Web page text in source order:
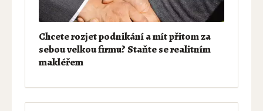
Chcete rozjet podnikání a mít přitom za
sebou velkou firmu? Staňte se realitním
makléřem